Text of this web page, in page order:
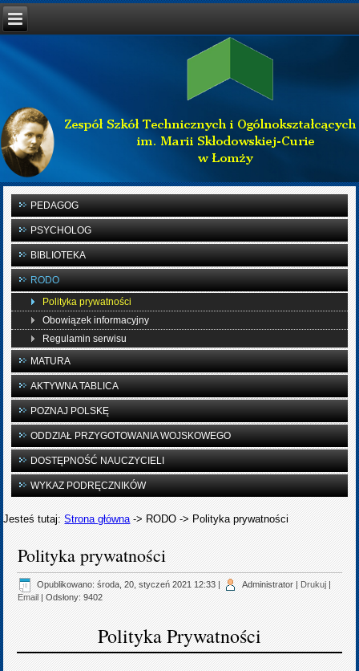
PEDAGOG
PSYCHOLOG
BIBLIOTEKA
RODO
Polityka prywatności
Obowiązek informacyjny
Regulamin serwisu
MATURA
AKTYWNA TABLICA
POZNAJ POLSKĘ
ODDZIAŁ PRZYGOTOWANIA WOJSKOWEGO
DOSTĘPNOŚĆ NAUCZYCIELI
WYKAZ PODRĘCZNIKÓW
Jesteś tutaj:Strona główna -> RODO -> Polityka prywatności
Polityka prywatności
Opublikowano: środa, 20, styczeń 2021 12:33 | Administrator | Drukuj |
Email | Odsłony: 9402
Polityka Prywatności